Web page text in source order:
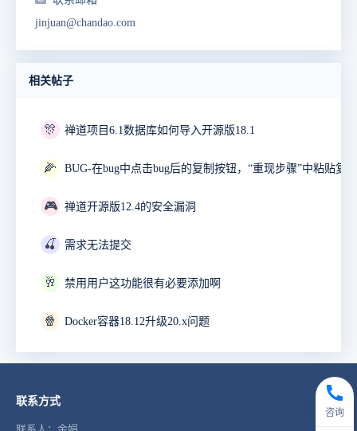
jinjuan@chandao.com
相关帖子
🎊 禅道项目6.1数据库如何导入开源版18.1
🌽
🎮 禅道开源版12.4的安全漏洞
🍒 需求无法提交
🥂 禁用用户这功能很有必要添加啊
🍿 Docker容器18.12升级20.x问题
联系方式
咨询